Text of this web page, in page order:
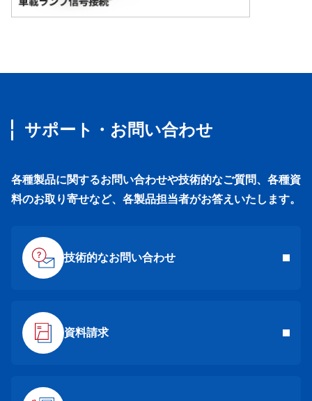
サポート・お問い合わせ
各種製品に関するお問い合わせや技術的なご質問、各種資
料のお取り寄せなど、各製品担当者がお答えいたします。
技術的なお問い合わせ
資料請求